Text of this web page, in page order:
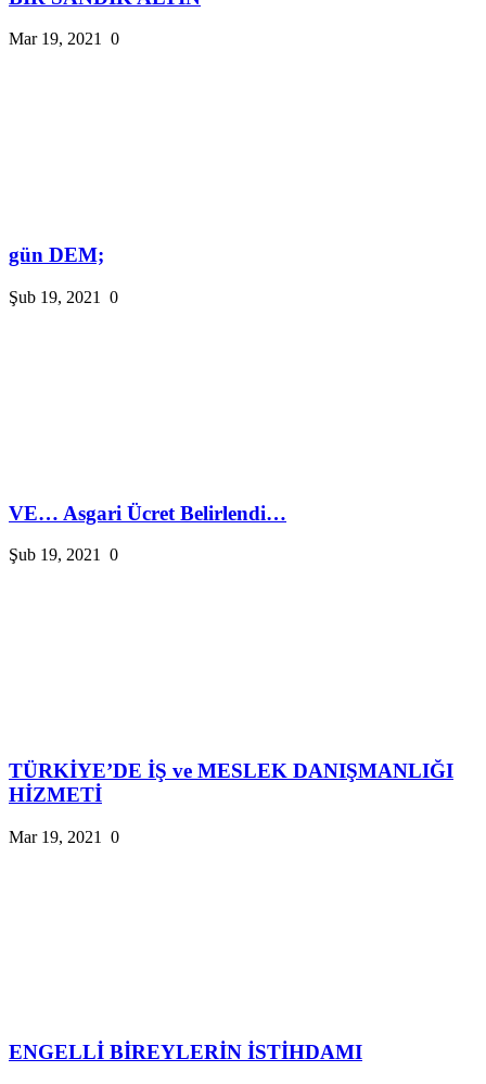
Mar 19, 2021 0
gün DEM;
Şub 19, 2021 0
VE… Asgari Ücret Belirlendi…
Şub 19, 2021 0
TÜRKİYE’DE İŞ ve MESLEK DANIŞMANLIĞI
HİZMETİ
Mar 19, 2021 0
ENGELLİ BİREYLERİN İSTİHDAMI